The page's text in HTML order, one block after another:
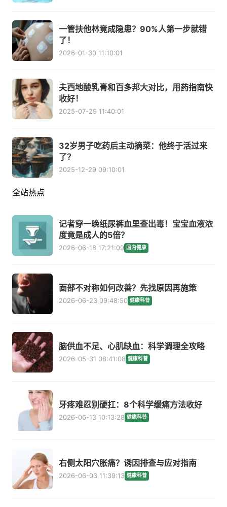
一管扶他林竟成隐患？90%人第一步就错
了！
2026-01-30 11:10:01
夫西地酸乳膏和百多邦大对比，用药指南快
收好！
2025-07-29 11:40:01
32岁男子吃药后主动摘菜：他终于活过来
了？
2025-12-29 09:10:01
全站热点
记者穿一晚纸尿裤血里查出毒！宝宝血液浓
度竟是成人的5倍？
2026-06-18 17:21:09 国内健康
面部不对称如何改善？先找原因再施策
2026-06-23 09:48:50 健康科普
脑供血不足、心肌缺血：科学调理全攻略
2026-05-31 08:41:08 健康科普
牙疼难忍别硬扛：8个科学缓痛方法收好
2026-06-13 10:13:28 健康科普
右侧太阳穴胀痛？诱因排查与应对指南
2026-06-03 11:39:13 健康科普